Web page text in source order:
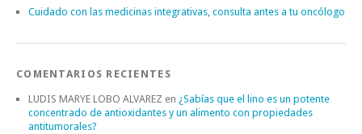
Cuidado con las medicinas integrativas, consulta antes a tu oncólogo
COMENTARIOS RECIENTES
LUDIS MARYE LOBO ALVAREZ en ¿Sabías que el lino es un potente
concentrado de antioxidantes y un alimento con propiedades
antitumorales?